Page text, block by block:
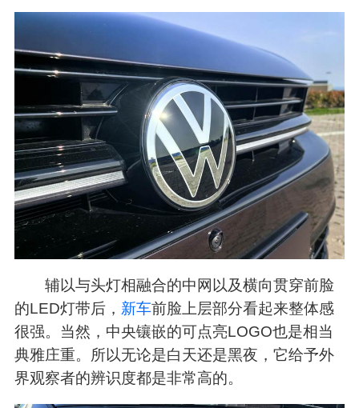
辅以与头灯相融合的中网以及横向贯穿前脸
的LED灯带后， 新车前脸上层部分看起来整体感
很强。当然，中央镶嵌的可点亮LOGO也是相当
典雅庄重。所以无论是白天还是黑夜，它给予外
界观察者的辨识度都是非常高的。